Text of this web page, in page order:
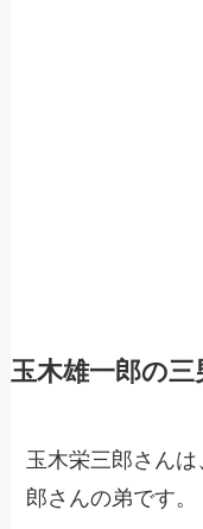
玉木雄一郎の
玉木栄三郎さん
郎さんの弟です。